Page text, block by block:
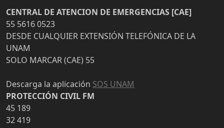
CENTRAL DE ATENCION DE EMERGENCIAS [CAE]
55 5616 0523
DESDE CUALQUIER EXTENSIÓN TELEFÓNICA DE LA
UNAM
SOLO MARCAR (CAE) 55
Descarga la aplicación SOS UNAM
PROTECCIÓN CIVIL FM
45 189
32 419